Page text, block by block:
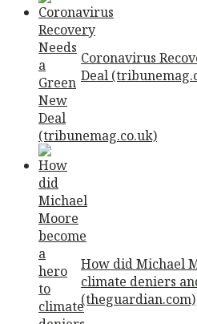
Coronavirus
Deal
How did Michael
climate deniers
(theguardian.com)